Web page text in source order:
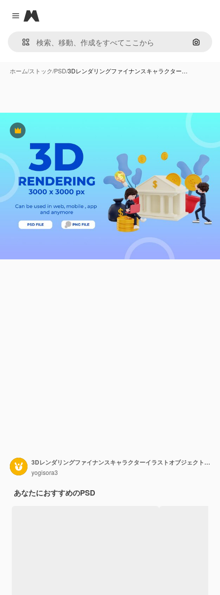
Close menu
Magnific
画像で
ホーム/ストック/PSD/3Dレンダリングファイナンスキャラクター…
Premium
3Dレンダリングファイナンスキャラクターイラストオブジェクトプレミアムpsd
yogisora3
あなたにおすすめのPSD